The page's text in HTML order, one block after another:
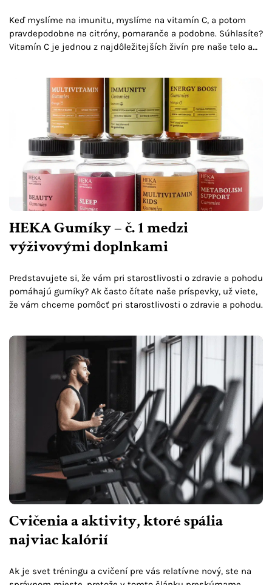
Keď myslíme na imunitu, myslíme na vitamín C, a potom
pravdepodobne na citróny, pomaranče a podobne. Súhlasíte?
Vitamín C je jednou z najdôležitejších živín pre naše telo a
HEKA Gumíky – č. 1 medzi
výživovými doplnkami
Predstavujete si, že vám pri starostlivosti o zdravie a pohodu
pomáhajú gumíky? Ak často čítate naše príspevky, už viete,
že vám chceme pomôcť pri starostlivosti o zdravie a pohodu.
Cvičenia a aktivity, ktoré spália
najviac kalórií
Ak je svet tréningu a cvičení pre vás relatívne nový, ste na